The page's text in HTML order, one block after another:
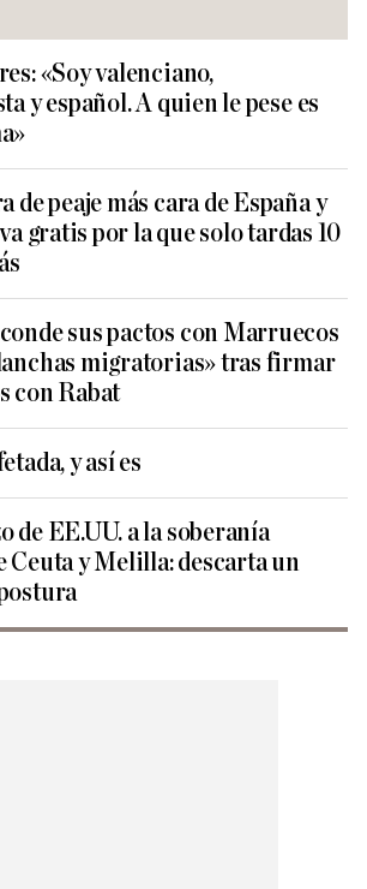
«Soy valenciano,
y español. A quien le pese es
de peaje más cara de España y
gratis por la que solo tardas 10
sus pactos con Marruecos
migratorias» tras firmar
con Rabat
y así es
de EE.UU. a la soberanía
Ceuta y Melilla: descarta un